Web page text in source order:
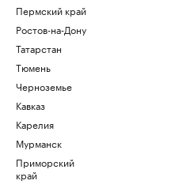
Пермский край
Ростов-на-Дону
Татарстан
Тюмень
Черноземье
Кавказ
Карелия
Мурманск
Приморский
край